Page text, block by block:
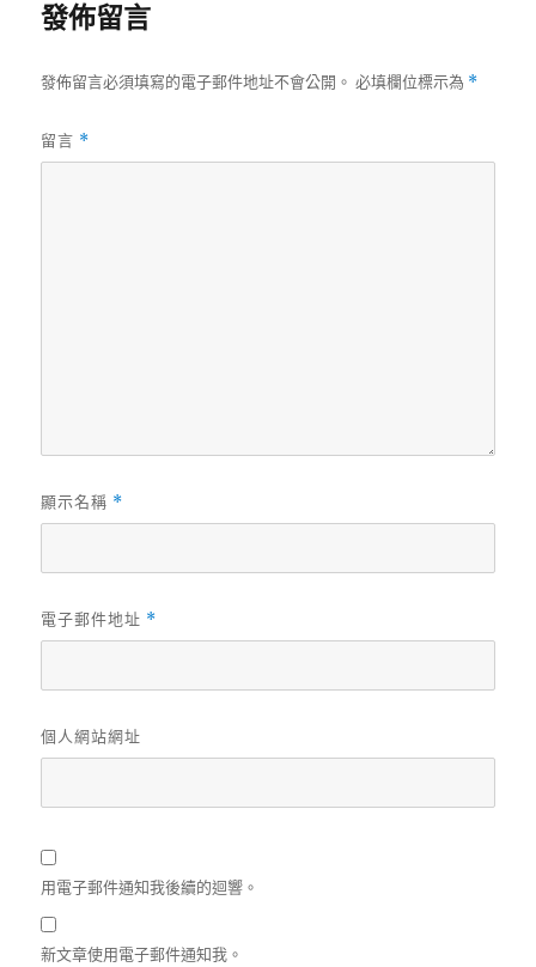
發佈留言
發佈留言必須填寫的電子郵件地址不會公開。 必填欄位標示為 *
留言 *
顯示名稱 *
電子郵件地址 *
個人網站網址
用電子郵件通知我後續的迴響。
新文章使用電子郵件通知我。